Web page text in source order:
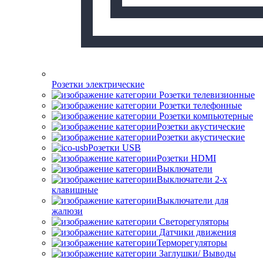
Розетки электрические
Розетки телевизионные
Розетки телефонные
Розетки компьютерные
Розетки акустические
Розетки акустические
Розетки USB
Розетки HDMI
Выключатели
Выключатели 2-х
клавишные
Выключатели для
жалюзи
Светорегуляторы
Датчики движения
Терморегуляторы
Заглушки/ Выводы